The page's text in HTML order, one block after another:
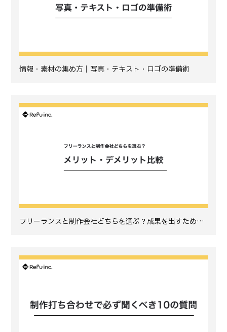
情報・素材の集め方｜写真・テキスト・ロゴの準備術
フリーランスと制作会社どちらを選ぶ？成果を出すため…